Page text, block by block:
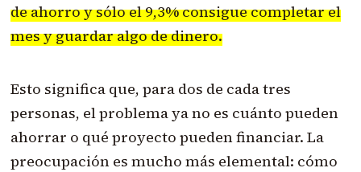
de ahorro y sólo el 9,3% consigue completar el
mes y guardar algo de dinero.
Esto significa que, para dos de cada tres
personas, el problema ya no es cuánto pueden
ahorrar o qué proyecto pueden financiar. La
preocupación es mucho más elemental: cómo